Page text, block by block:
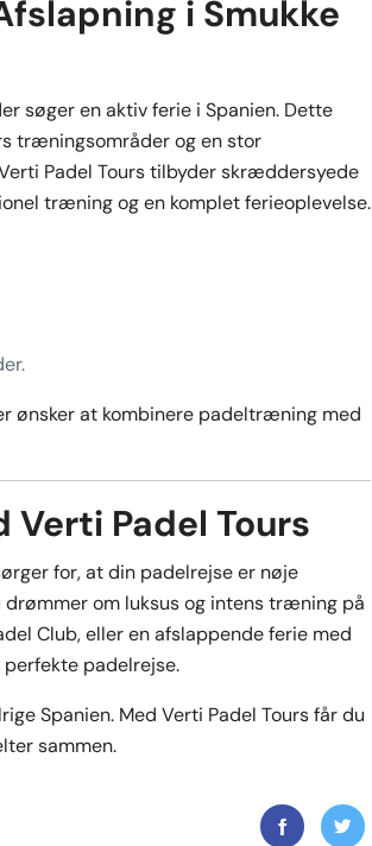
i Smukke
søger en aktiv ferie i Spanien. Dette
træningsområder og en stor
Padel Tours tilbyder skræddersyede
træning og en komplet ferieoplevelse.
ønsker at kombinere padeltræning med
Verti Padel Tours
for, at din padelrejse er nøje
om luksus og intens træning på
Club, eller en afslappende ferie med
padelrejse.
Spanien. Med Verti Padel Tours får du
sammen.